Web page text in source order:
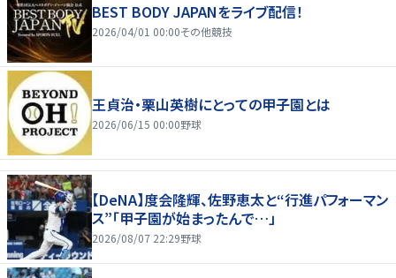
BEST BODY JAPANをライブ配信！
2026/04/01 00:00その他競技
王貞治・栗山英樹にとっての甲子園とは
2026/06/15 00:00野球
【DeNA】度会隆輝、佐野恵太と“行進パフォーマン
ス”「甲子園が始まったんで…」
2026/08/07 22:29野球